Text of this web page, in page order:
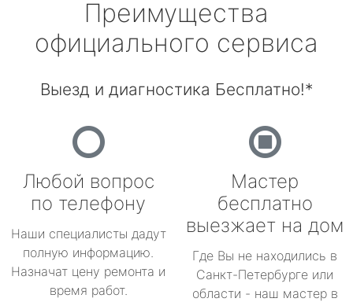
Преимущества
официального сервиса
Выезд и диагностика Бесплатно!*
Любой вопрос
по телефону
Наши специалисты дадут
полную информацию.
Назначат цену ремонта и
время работ.
Мастер
бесплатно
выезжает на дом
Где Вы не находились в
Санкт-Петербурге или
области - наш мастер в